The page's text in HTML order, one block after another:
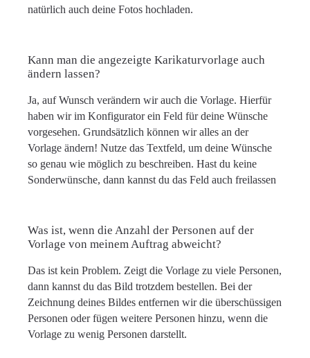
natürlich auch deine Fotos hochladen.
Kann man die angezeigte Karikaturvorlage auch
ändern lassen?
Ja, auf Wunsch verändern wir auch die Vorlage. Hierfür
haben wir im Konfigurator ein Feld für deine Wünsche
vorgesehen. Grundsätzlich können wir alles an der
Vorlage ändern! Nutze das Textfeld, um deine Wünsche
so genau wie möglich zu beschreiben. Hast du keine
Sonderwünsche, dann kannst du das Feld auch freilassen
Was ist, wenn die Anzahl der Personen auf der
Vorlage von meinem Auftrag abweicht?
Das ist kein Problem. Zeigt die Vorlage zu viele Personen,
dann kannst du das Bild trotzdem bestellen. Bei der
Zeichnung deines Bildes entfernen wir die überschüssigen
Personen oder fügen weitere Personen hinzu, wenn die
Vorlage zu wenig Personen darstellt.